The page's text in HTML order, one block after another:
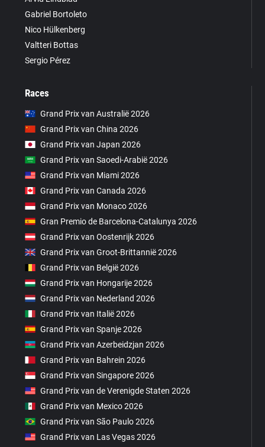
Gabriel Bortoleto
Nico Hülkenberg
Valtteri Bottas
Sergio Pérez
Races
Grand Prix van Australië 2026
Grand Prix van China 2026
Grand Prix van Japan 2026
Grand Prix van Saoedi-Arabië 2026
Grand Prix van Miami 2026
Grand Prix van Canada 2026
Grand Prix van Monaco 2026
Gran Premio de Barcelona-Catalunya 2026
Grand Prix van Oostenrijk 2026
Grand Prix van Groot-Brittannië 2026
Grand Prix van België 2026
Grand Prix van Hongarije 2026
Grand Prix van Nederland 2026
Grand Prix van Italië 2026
Grand Prix van Spanje 2026
Grand Prix van Azerbeidzjan 2026
Grand Prix van Bahrein 2026
Grand Prix van Singapore 2026
Grand Prix van de Verenigde Staten 2026
Grand Prix van Mexico 2026
Grand Prix van São Paulo 2026
Grand Prix van Las Vegas 2026